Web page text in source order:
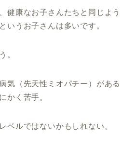
健康なお子さんたちと同じよう
というお子さんは多いです。
。
気（先天性ミオパチー）がある
かく苦手。
ベルではないかもしれない。